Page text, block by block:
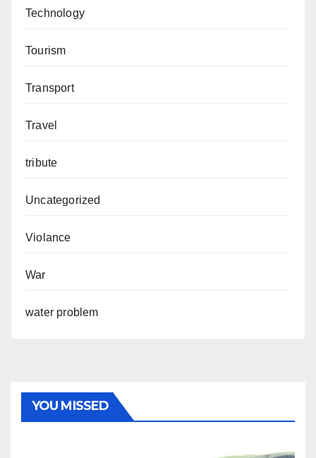
Technology
Tourism
Transport
Travel
tribute
Uncategorized
Violance
War
water problem
YOU MISSED